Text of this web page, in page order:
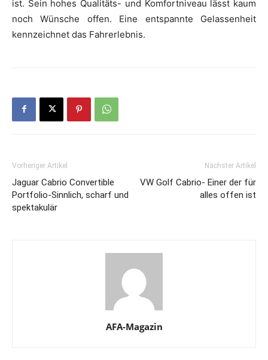
ist. Sein hohes Qualitäts- und Komfortniveau lässt kaum
noch Wünsche offen. Eine entspannte Gelassenheit
kennzeichnet das Fahrerlebnis.
Vorheriger Artikel
Jaguar Cabrio Convertible
Portfolio-Sinnlich, scharf und
spektakulär
Nächster Artikel
VW Golf Cabrio- Einer der für
alles offen ist
AFA-Magazin